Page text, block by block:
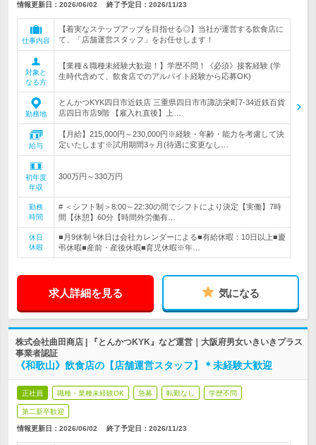
情報更新日：2026/06/02 終了予定日： 2026/11/23
仕事内容
【着実なステップアップを目指せる◎】当社が運営する飲食店に
て、「店舗運営スタッフ」をお任せします！
対象と
なる方
【業種＆職種未経験大歓迎！】学歴不問！《必須》接客経験 (学
生時代含めて、飲食店でのアルバイト経験から応募OK)
勤務地
とんかつKYK四日市近鉄店 三重県四日市市諏訪栄町7-34近鉄百貨
店四日市店9階 【雇入れ直後】上…
給与
【月給】215,000円～230,000円※経験・年齢・能力を考慮して決
定いたします※試用期間3ヶ月(待遇に変更なし…
初年度
年収
300万円～330万円
勤務
時間
# ＜シフト制＞8:00～22:30の間でシフトにより決定【実働】7時
間【休憩】60分【時間外労働有…
休日
休暇
■月9休制└休日は会社カレンダーによる■有給休暇：10日以上■慶
弔休暇■産前・産後休暇■育児休暇※年…
求人詳細を見る 気になる
株式会社曲田商店 | 『とんかつKYK』など運営｜大阪府男女いきいきプラス
事業者認証
《和歌山》飲食店の【店舗運営スタッフ】＊未経験大歓迎
正社員 職種・業種未経験OK 急募 転勤なし 学歴不問
第二新卒歓迎
情報更新日：2026/06/02 終了予定日： 2026/11/23